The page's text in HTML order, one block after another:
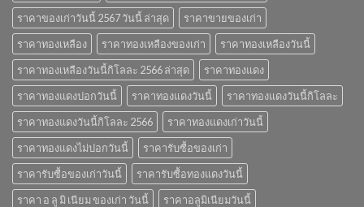
ราคาของเก่าวันนี้ 2567 วันนี้ ล่าสุด
ราคาขายของเก่า
ราคาทองเหลือง
ราคาทองเหลืองของเก่า
ราคาทองเหลืองวันนี้
ราคาทองเหลืองวันนี้กิโลละ 2566 ล่าสุด
ราคาทองแดง
ราคาทองแดงปอกวันนี้
ราคาทองแดงวันนี้
ราคาทองแดงวันนี้กิโลละ
ราคาทองแดงวันนี้กิโลละ 2566
ราคาทองแดงเก่าวันนี้
ราคาทองแดงไม่ปอกวันนี้
ราคารับซื้อของเก่า
ราคารับซื้อของเก่าวันนี้
ราคารับซื้อทองแดงวันนี้
ราคา อ ลู มิ เนียม ของเก่า วันนี้
ราคาอลูมิเนียมวันนี้